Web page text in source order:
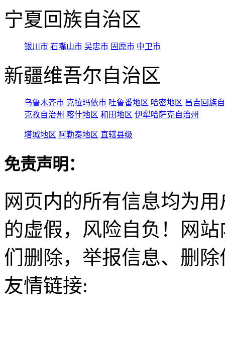
宁夏回族自治区
银川市 石嘴山市 吴忠市 固原市 中卫市
新疆维吾尔自治区
乌鲁木齐市 克拉玛依市 吐鲁番地区 哈密地区 昌吉回族
克孜自治州 喀什地区 和田地区 伊犁哈萨克自治州
塔城地区 阿勒泰地区 直辖县级
免责声明：
网页内的所有信息均为
的虚假，风险自负！网
们删除，举报信息、删
友情链接: